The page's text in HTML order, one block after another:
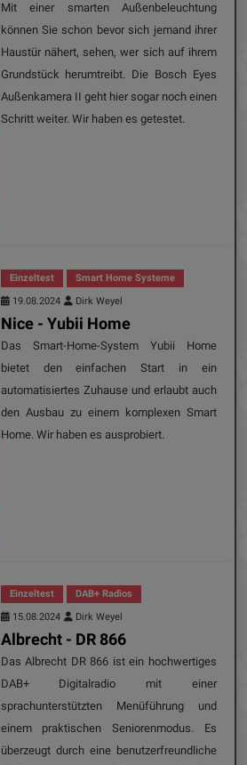
Mit einer smarten Außenbeleuchtung
können Sie schon bevor sich jemand ihrer
Haustür nähert, sehen, wer sich auf ihrem
Grundstück herumtreibt. Die Bosch Eyes
Außenkamera II geht hier sogar noch einen
Schritt weiter. Wir haben es getestet.
Einzeltest
Smart Home Systeme
19.08.2024
Dirk Weyel
Nice - Yubii Home
Das Smart-Home-System Yubii Home
bietet den einfachen Start in ein
automatisiertes Zuhause und erlaubt auch
den Ausbau zu einem komplexen Smart
Home. Wir haben es ausprobiert.
Einzeltest
DAB+ Radios
15.08.2024
Dirk Weyel
Albrecht - DR 866
Das Albrecht DR 866 ist ein hochwertiges
DAB+ Digitalradio mit einer
sprachunterstützten Menüführung und
einem praktischen Seniorenmodus. Es
überzeugt durch eine benutzerfreundliche